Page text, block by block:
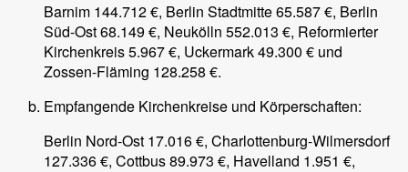
Barnim 144.712 €, Berlin Stadtmitte 65.587 €, Berlin
Süd-Ost 68.149 €, Neukölln 552.013 €, Reformierter
Kirchenkreis 5.967 €, Uckermark 49.300 € und
Zossen-Fläming 128.258 €.
Empfangende Kirchenkreise und Körperschaften:
Berlin Nord-Ost 17.016 €, Charlottenburg-Wilmersdorf
127.336 €, Cottbus 89.973 €, Havelland 1.951 €,